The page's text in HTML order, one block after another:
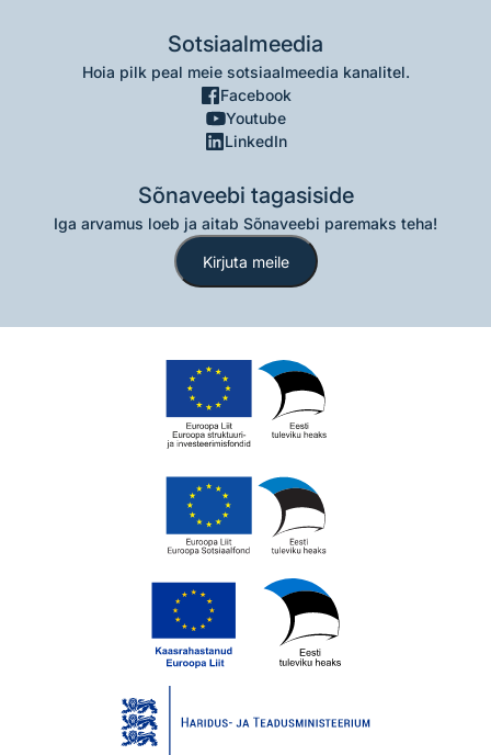
Sotsiaalmeedia
Hoia pilk peal meie sotsiaalmeedia kanalitel.
Facebook
Youtube
LinkedIn
Sõnaveebi tagasiside
Iga arvamus loeb ja aitab Sõnaveebi paremaks teha!
Kirjuta meile